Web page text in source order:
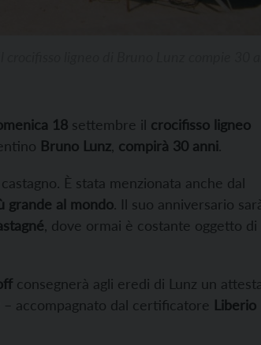
18 settembre il crocifisso ligneo
Bruno Lunz compirà 30 anni.
È stata menzionata anche dal
grande al mondo. Il suo anniversario
, dove ormai è costante oggetto di
consegnerà agli eredi di Lunz un
– accompagnato dal certificatore Liberio